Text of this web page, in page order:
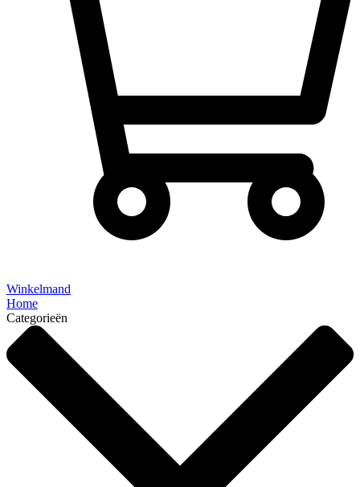
Winkelmand
Home
Categorieën